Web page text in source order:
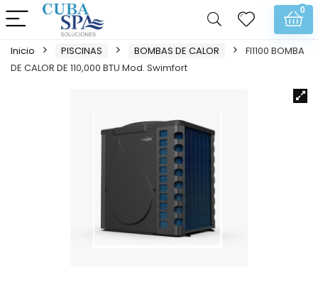
0
Inicio PISCINAS BOMBAS DE CALOR
FI1100 BOMBA
DE CALOR DE 110,000 BTU Mod. Swimfort